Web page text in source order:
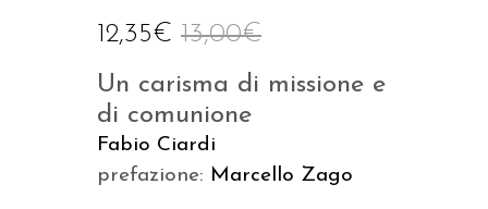
13,00€
12,35€
Un carisma di missione e
di comunione
Fabio Ciardi
prefazione: Marcello Zago